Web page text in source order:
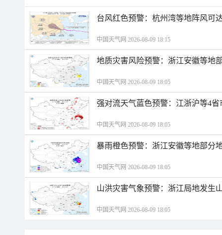
台风红色预警：杭州湾等地阵风可
中国天气网 2026-08-09 18:15
地质灾害风险预警：浙江安徽等地
中国天气网 2026-08-09 18:05
强对流天气蓝色预警：江浙沪等4
中国天气网 2026-08-09 18:05
暴雨橙色预警：浙江安徽等地部分
中国天气网 2026-08-09 18:05
山洪灾害气象预警：浙江局地发生
中国天气网 2026-08-09 18:05